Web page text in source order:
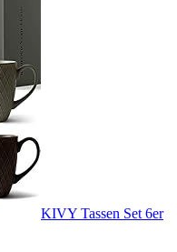
KIVY Tassen Set 6er